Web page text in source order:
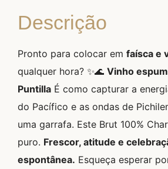
Descrição
Pronto para colocar em faísca e
qualquer hora? ✨🌊 Vinho
Puntilla É como capturar a
do Pacífico e as ondas de
uma garrafa. Este Brut 100%
puro. Frescor, atitude e
espontânea. Esqueça esperar